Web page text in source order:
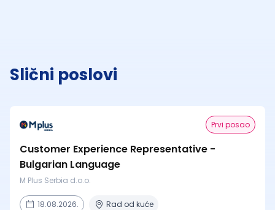
Slični poslovi
Prvi posao
Customer Experience Representative -
Bulgarian Language
M Plus Serbia d.o.o.
18.08.2026. Rad od kuće